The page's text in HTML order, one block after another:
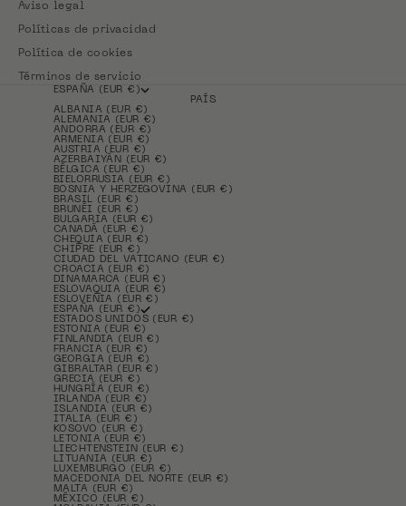
Aviso legal
Políticas de privacidad
Política de cookies
Términos de servicio
ESPAÑA (EUR €)
PAÍS
ALBANIA (EUR €)
ALEMANIA (EUR €)
ANDORRA (EUR €)
ARMENIA (EUR €)
AUSTRIA (EUR €)
AZERBAIYÁN (EUR €)
BÉLGICA (EUR €)
BIELORRUSIA (EUR €)
BOSNIA Y HERZEGOVINA (EUR €)
BRASIL (EUR €)
BRUNÉI (EUR €)
BULGARIA (EUR €)
CANADÁ (EUR €)
CHEQUIA (EUR €)
CHIPRE (EUR €)
CIUDAD DEL VATICANO (EUR €)
CROACIA (EUR €)
DINAMARCA (EUR €)
ESLOVAQUIA (EUR €)
ESLOVENIA (EUR €)
ESPAÑA (EUR €)
ESTADOS UNIDOS (EUR €)
ESTONIA (EUR €)
FINLANDIA (EUR €)
FRANCIA (EUR €)
GEORGIA (EUR €)
GIBRALTAR (EUR €)
GRECIA (EUR €)
HUNGRÍA (EUR €)
IRLANDA (EUR €)
ISLANDIA (EUR €)
ITALIA (EUR €)
KOSOVO (EUR €)
LETONIA (EUR €)
LIECHTENSTEIN (EUR €)
LITUANIA (EUR €)
LUXEMBURGO (EUR €)
MACEDONIA DEL NORTE (EUR €)
MALTA (EUR €)
MÉXICO (EUR €)